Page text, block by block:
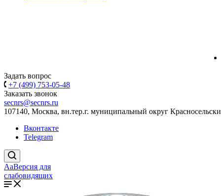
Задать вопрос
+7 (499) 753-05-48
Заказать звонок
secnrs@secnrs.ru
107140, Москва, вн.тер.г. муниципальный округ
Вконтакте
Telegram
AaВерсия для
слабовидящих